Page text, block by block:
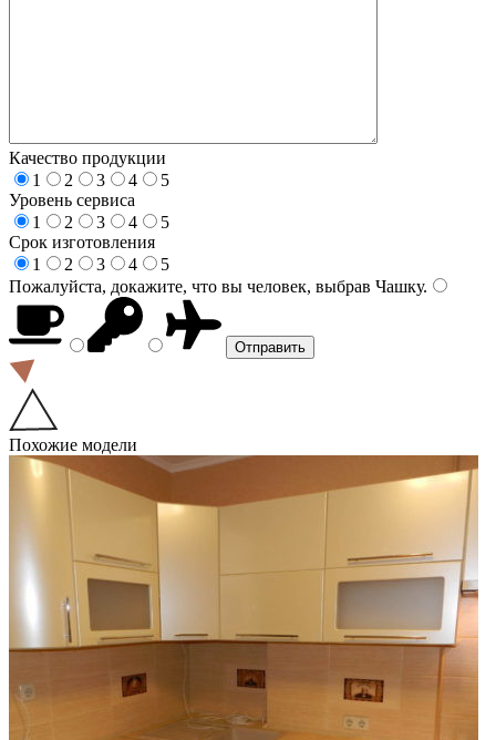
Качество продукции
1
2 3 4
5
Уровень сервиса
1
2 3 4
5
Срок изготовления
1
2 3 4
5
Пожалуйста, докажите, что вы человек, выбрав Чашку.
Похожие модели